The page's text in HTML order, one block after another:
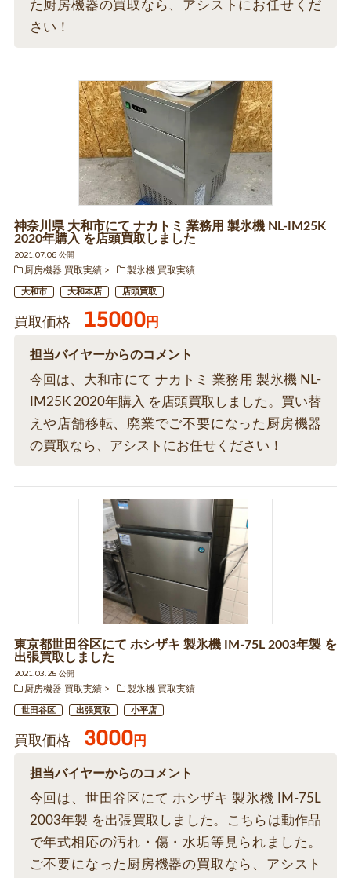
た厨房機器の買取なら、アシストにお任せくだ
さい！
神奈川県 大和市にて ナカトミ 業務用 製氷機 NL-IM25K
2020年購入 を店頭買取しました
2021.07.06 公開
厨房機器 買取実績
製氷機 買取実績
大和市 大和本店 店頭買取
買取価格 15000円
担当バイヤーからのコメント
今回は、大和市にて ナカトミ 業務用 製氷機 NL-
IM25K 2020年購入 を店頭買取しました。買い替
えや店舗移転、廃業でご不要になった厨房機器
の買取なら、アシストにお任せください！
東京都世田谷区にて ホシザキ 製氷機 IM-75L 2003年製 を
出張買取しました
2021.03.25 公開
厨房機器 買取実績
製氷機 買取実績
世田谷区 出張買取 小平店
買取価格 3000円
担当バイヤーからのコメント
今回は、世田谷区にて ホシザキ 製氷機 IM-75L
2003年製 を出張買取しました。こちらは動作品
で年式相応の汚れ・傷・水垢等見られました。
ご不要になった厨房機器の買取なら、アシスト